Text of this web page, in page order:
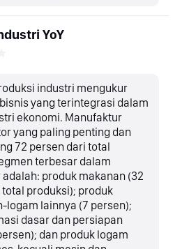
YoY
industri mengukur
yang terintegrasi dalam
ekonomi. Manufaktur
yang paling penting dan
72 persen dari total
terbesar dalam
produk makanan (32
produksi); produk
logam lainnya (7 persen);
dasar dan persiapan
dan produk logam